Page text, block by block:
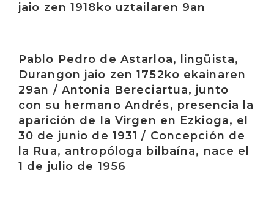
jaio zen 1918ko uztailaren 9an
Pablo Pedro de Astarloa, lingüista,
Durangon jaio zen 1752ko ekainaren
29an / Antonia Bereciartua, junto
con su hermano Andrés, presencia la
aparición de la Virgen en Ezkioga, el
30 de junio de 1931 / Concepción de
la Rua, antropóloga bilbaína, nace el
1 de julio de 1956